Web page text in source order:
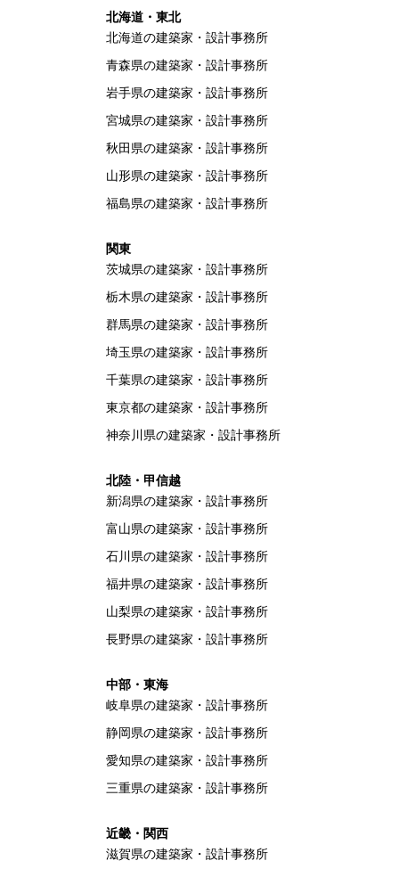
北海道・東北
北海道の建築家・設計事務所
青森県の建築家・設計事務所
岩手県の建築家・設計事務所
宮城県の建築家・設計事務所
秋田県の建築家・設計事務所
山形県の建築家・設計事務所
福島県の建築家・設計事務所
関東
茨城県の建築家・設計事務所
栃木県の建築家・設計事務所
群馬県の建築家・設計事務所
埼玉県の建築家・設計事務所
千葉県の建築家・設計事務所
東京都の建築家・設計事務所
神奈川県の建築家・設計事務所
北陸・甲信越
新潟県の建築家・設計事務所
富山県の建築家・設計事務所
石川県の建築家・設計事務所
福井県の建築家・設計事務所
山梨県の建築家・設計事務所
長野県の建築家・設計事務所
中部・東海
岐阜県の建築家・設計事務所
静岡県の建築家・設計事務所
愛知県の建築家・設計事務所
三重県の建築家・設計事務所
近畿・関西
滋賀県の建築家・設計事務所